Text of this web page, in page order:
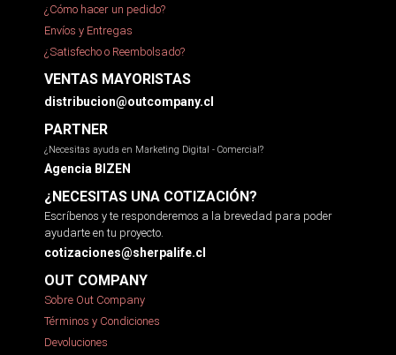
¿Cómo hacer un pedido?
Envíos y Entregas
¿Satisfecho o Reembolsado?
VENTAS MAYORISTAS
distribucion@outcompany.cl
PARTNER
¿Necesitas ayuda en Marketing Digital - Comercial?
Agencia BIZEN
¿NECESITAS UNA COTIZACIÓN?
Escríbenos y te responderemos a la brevedad para poder
ayudarte en tu proyecto.
cotizaciones@sherpalife.cl
OUT COMPANY
Sobre Out Company
Términos y Condiciones
Devoluciones